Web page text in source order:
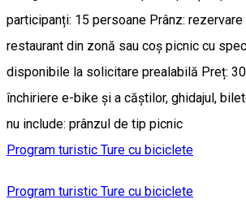
participanți: 15 persoane Prânz:
restaurant din zonă sau coș picnic cu
disponibile la solicitare prealabilă Preț:
închiriere e-bike și a căștilor, ghidajul,
nu include: prânzul de tip picnic
Program turistic Ture cu biciclete
Program turistic Ture cu biciclete